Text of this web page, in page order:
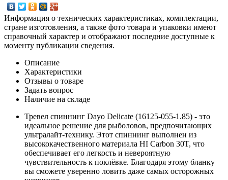
Информация о технических характеристиках, комплектации,
стране изготовления, а также фото товара и упаковки имеют
справочный характер и отображают последние доступные к
моменту публикации сведения.
Описание
Характеристики
Отзывы о товаре
Задать вопрос
Наличие на складе
Тревел спиннинг Dayo Delicate (16125-055-1.85) - это
идеальное решение для рыболовов, предпочитающих
ультралайт-технику. Этот спиннинг выполнен из
высококачественного материала HI Carbon 30T, что
обеспечивает его легкость и невероятную
чувствительность к поклёвке. Благодаря этому бланку
вы сможете уверенно ловить даже самых осторожных